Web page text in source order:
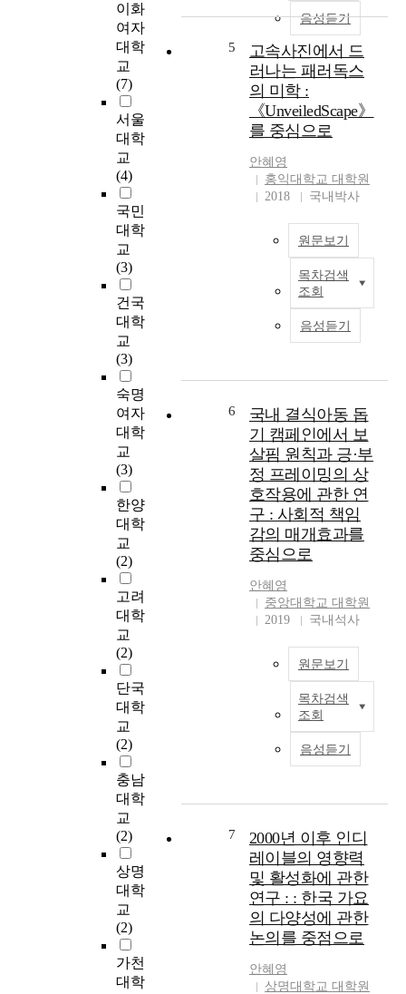
이화
여자
대학
교
(7)
서울
대학
교
(4)
국민
대학
교
(3)
건국
대학
교
(3)
숙명
여자
대학
교
(3)
한양
대학
교
(2)
고려
대학
교
(2)
단국
대학
교
(2)
충남
대학
교
(2)
상명
대학
교
(2)
가천
대학
k
x
n
g
음성듣기
5
고속사진에서 드
러나는 패러독스
의 미학 :
《UnveiledScape》
를 중심으로
안혜영
홍익대학교 대학원
2018
국내박사
원문보기
목차검색
조회
음성듣기
l
e
v
6
국내 결식아동 돕
기 캠페인에서 보
살핌 원칙과 긍·부
정 프레이밍의 상
호작용에 관한 연
구 : 사회적 책임
감의 매개효과를
중심으로
안혜영
중앙대학교 대학원
2019
국내석사
원문보기
목차검색
조회
음성듣기
7
2000년 이후 인디
레이블의 영향력
및 활성화에 관한
연구 : : 한국 가요
의 다양성에 관한
논의를 중점으로
안혜영
상명대학교 대학원